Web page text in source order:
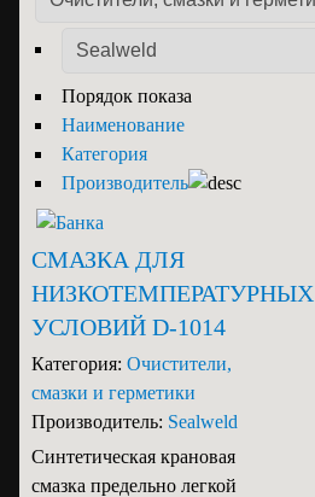
Порядок показа
Наименование
Категория
Производитель
СМАЗКА ДЛЯ
НИЗКОТЕМПЕРАТУРНЫХ
УСЛОВИЙ D-1014
Категория: Очистители,
смазки и герметики
Производитель: Sealweld
Синтетическая крановая
смазка предельно легкой